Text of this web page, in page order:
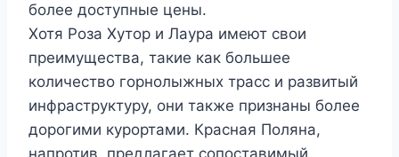
более доступные цены.
Хотя Роза Хутор и Лаура имеют свои
преимущества, такие как большее
количество горнолыжных трасс и развитый
инфраструктуру, они также признаны более
дорогими курортами. Красная Поляна,